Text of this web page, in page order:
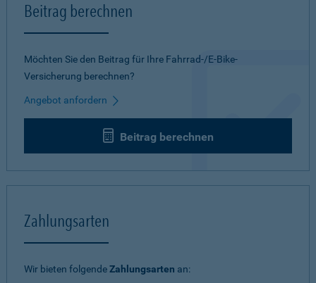
Beitrag berechnen
Möchten Sie den Beitrag für Ihre Fahrrad-/E-Bike-
Versicherung berechnen?
Angebot anfordern
Beitrag berechnen
Zahlungsarten
Wir bieten folgendeZahlungsarten an: